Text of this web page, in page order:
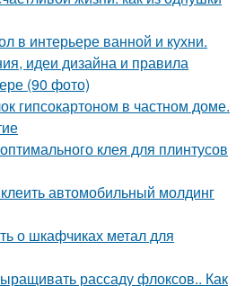
в интерьере ванной и кухни.
идеи дизайна и правила
(90 фото)
гипсокартоном в частном доме.
клея для плинтусов
автомобильный молдинг
о шкафчиках метал для
рассаду флоксов.. Как